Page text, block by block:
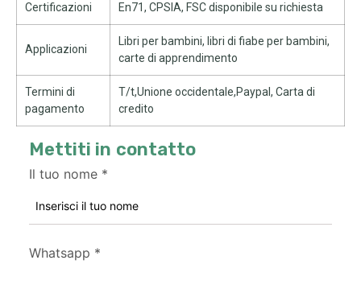
Certificazioni En71, CPSIA, FSC disponibile su richiesta
Applicazioni
Libri per bambini, libri di fiabe per bambini,
carte di apprendimento
Termini di
pagamento
T/t,Unione occidentale,Paypal, Carta di
credito
Mettiti in contatto
Il tuo nome *
Whatsapp *